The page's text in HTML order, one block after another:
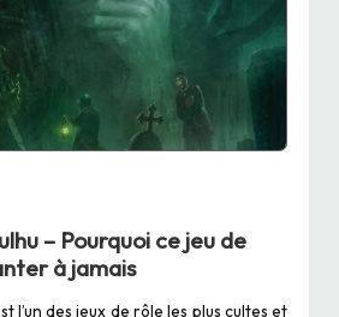
– Pourquoi ce jeu de
à jamais
l’un des jeux de rôle les plus cultes et